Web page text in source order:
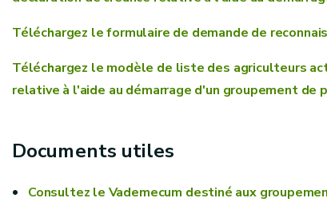
Téléchargez le formulaire de demande de
Téléchargez le modèle de liste des agriculteurs
relative à l'aide au démarrage d'un groupement de
Documents utiles
Consultez le Vademecum destiné aux